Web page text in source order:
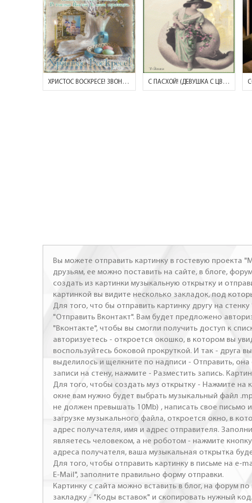
ХРИСТОС ВОСКРЕСЕ! ЗВОНКО КАПАЮТ КАПЕЛИ.. С ПАСХОЙ! (ДЕВУШКА С ЦВЕТАМИ)
Вы можете отправить картинку в гостевую проекта
друзьям, ее можно поставить на сайте, в блоге,
создать из картинки музыкальную открытку и
картинкой вы видите несколько закладок, под
Для того, что бы отправить картинку другу на
"Отправить Вконтакт". Вам будет предложено
"Вконтакте", чтобы вы смогли получить доступ к
авторизуетесь - откроется окошко, в котором вы
воспользуйтесь боковой прокруткой. И так -
выделилось и щелкните по надписи - Отправить,
записи на стену, нажмите - Разместить запись.
Для того, чтобы создать муз открытку - Нажмите на
окне вам нужно будет выбрать музыкальный файл
не должен превышать 10Mb) , написать свое письмо
загрузке музыкального файла, откроется окно, в
адрес получателя, имя и адрес отправителя.
являетесь человеком, а не роботом - нажмите
адреса получателя, ваша музыкальная открытка
Для того, чтобы отправить картинку в письме на e-
E-Mail", заполните правильно форму отправки.
Картинку с сайта можно вставить в блог, на форум
закладку - "Коды вставок" и скопировать нужный код.